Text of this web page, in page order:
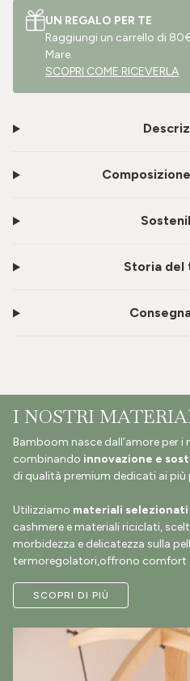
UN REGALO PER TE
Raggiungi un carrello di
Mare.
SCOPRI COME RICEVERLA
Storia del
I NOSTRI
Bamboom nasce dall’amore per
combinando innovazione e
di qualità premium dedicati ai più
Utilizziamo materiali selezionati
cashmere e materiali riciclati,
morbidezza e delicatezza sulla
termoregolatori,offrono comfort
SCOPRI DI PIÙ